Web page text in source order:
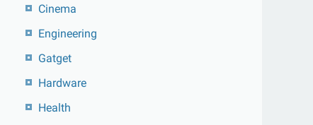
Cinema
Engineering
Gatget
Hardware
Health